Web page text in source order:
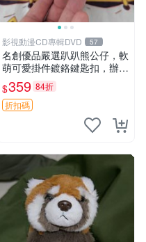
影視動漫CD專輯DVD 57
名創優品嚴選趴趴熊公仔，軟
萌可愛掛件鍍鉻鍵匙扣，辦公
放松好選擇 趴趴熊 鍍鉻鍵匙
扣 萬用掛件
$359 84折
折扣碼